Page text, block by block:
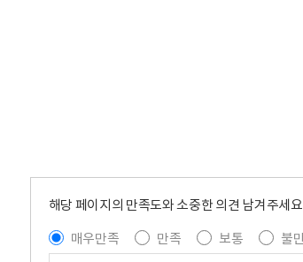
해당 페이지의 만족도와 소중한 의견 남겨주세
매우만족
만족 보통 불